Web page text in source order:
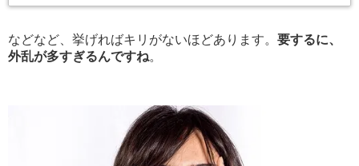
などなど、挙げればキリがないほどあります。 要するに、
外乱が多すぎるんですね。